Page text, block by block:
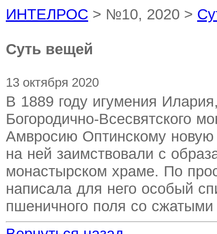
ИНТЕЛРОС > №10, 2020 >
Суть вещей
13 октября 2020
В 1889 году игумения
Богородично-Всесвятского
Амвросию Оптинскому
на ней заимствовали с
монастырском храме. По
написала для него особый
пшеничного поля со